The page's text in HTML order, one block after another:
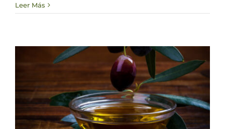
Leer Más